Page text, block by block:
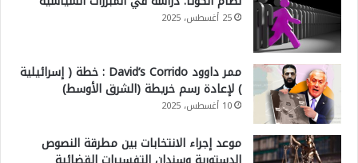
25 أغسطس، 2025
ممر داوود David’s Corrido : خطة ( إسرائيلية
) لإعادة رسم خريطة (الشرق الأوسط)
10 أغسطس، 2025
موعد إجراء الانتخابات بين مطرقة النصوص